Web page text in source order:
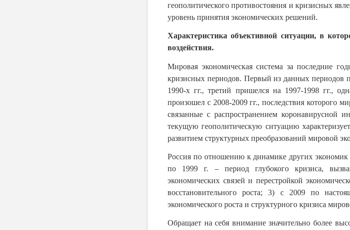
геополитического противостояния и кризисных
уровень принятия экономических решений.
Характеристика объективной ситуации, в
воздействия.
Мировая экономическая система за последние
кризисных периодов. Первый из данных периодов
1990-х гг., третий пришелся на 1997-1998 гг.,
произошел с 2008-2009 гг., последствия которого
связанные с распространением
текущую геополитическую ситуацию
развитием структурных преобразований мировой
Россия по отношению к динамике других
по 1999 г. – период глубокого кризиса,
экономических связей и перестройкой
восстановительного роста; 3) с 2009 по
экономического роста и структурного кризиса
Обращает на себя внимание значительно более